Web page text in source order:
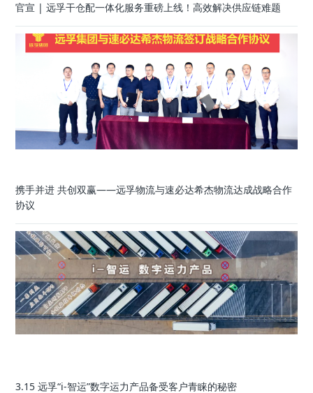
官宣 | 远孚干仓配一体化服务重磅上线！高效解决供应链难题
携手并进 共创双赢——远孚物流与速必达希杰物流达成战略合作
协议
3.15 远孚“i-智运”数字运力产品备受客户青睐的秘密